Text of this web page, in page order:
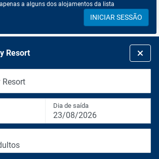
a alguns dos alojamentos da lista
INICIAR SESSÃO
Resort
Resort
Dia de saída
23/08/2026